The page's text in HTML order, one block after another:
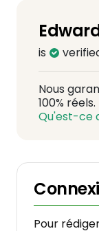
is
Nous
100% réels.
Qu'est-ce
Pour